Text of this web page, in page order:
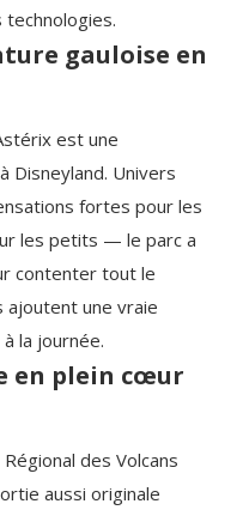
gauloise en
est une
Disneyland. Univers
fortes pour les
les petits — le parc a
contenter tout le
ajoutent une vraie
la journée.
en plein cœur
des Volcans
aussi originale